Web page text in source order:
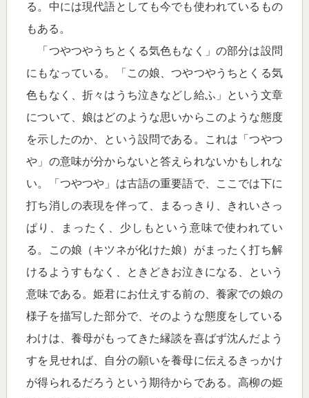
る。中には現代語としても今でも使われているもの
もある。
「つやつやうちとくる気色もなく」の部分は設問
にもなっている。「この娘、つやつやうちとくる気
色もなく、折々はうち泣きなどし給ふ」という文章
について、娘はどのような思いからこのような態度
を示したのか、という設問である。これは「つやつ
や」の意味が分からないと答えられないかもしれな
い。「つやつや」は古語の重要語で、ここでは下に
打ち消しの表現を伴って、まるっきり、きれいさっ
ぱり、まったく、少しもという意味で使われてい
る。この娘（キツネが化けた娘）がまったく打ち解
けるようすもなく、ときどきお泣きになる、という
意味である。姫君にお仕えする前の、養家での娘の
様子を描写した部分で、そのような態度をしている
わけは、養母がもってきた縁談を喜ばず沈んだよう
すを見せれば、自分の願いを養母に伝えるきっかけ
が得られるだろうという期待からである。高柳の姫